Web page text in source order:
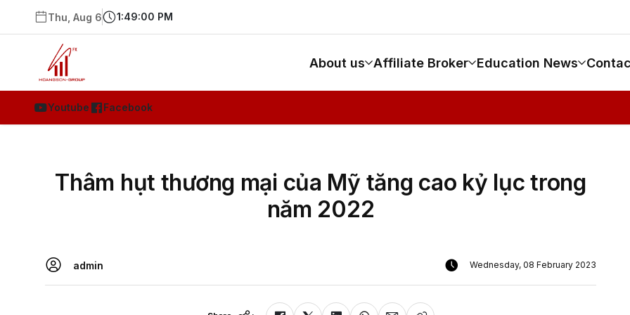
Thu, Aug 6 1:49:01 PM
About us Affiliate Broker Education News
Youtube Facebook
Thâm hụt thương mại của Mỹ tăng cao kỷ lục trong
năm 2022
admin Wednesday, 08 February 2023